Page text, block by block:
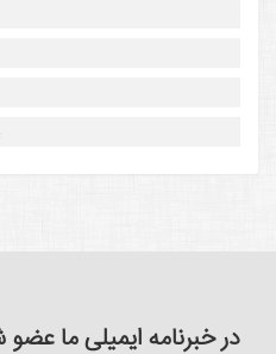
در خبرنامه ایمیلی ما